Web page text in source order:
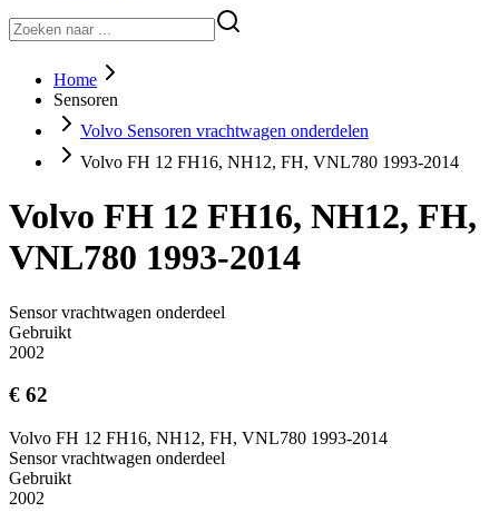
Home
Sensoren
Volvo Sensoren vrachtwagen onderdelen
Volvo FH 12 FH16, NH12, FH, VNL780 1993-2014
Volvo FH 12 FH16, NH12, FH,
VNL780 1993-2014
Sensor vrachtwagen onderdeel
Gebruikt
2002
€ 62
Volvo FH 12 FH16, NH12, FH, VNL780 1993-2014
Sensor vrachtwagen onderdeel
Gebruikt
2002